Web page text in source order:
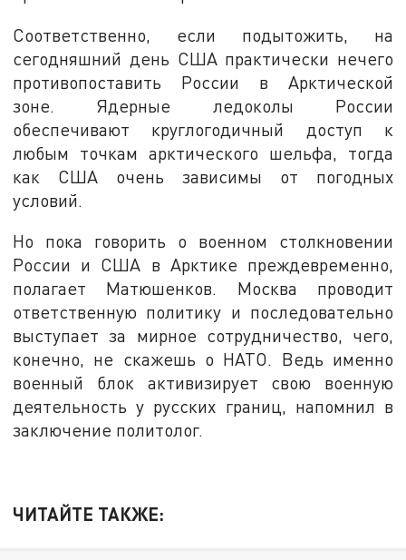
Соответственно, если подытожить, на
сегодняшний день США практически нечего
противопоставить России в Арктической
зоне. Ядерные ледоколы России
обеспечивают круглогодичный доступ к
любым точкам арктического шельфа, тогда
как США очень зависимы от погодных
условий.
Но пока говорить о военном столкновении
России и США в Арктике преждевременно,
полагает Матюшенков. Москва проводит
ответственную политику и последовательно
выступает за мирное сотрудничество, чего,
конечно, не скажешь о НАТО. Ведь именно
военный блок активизирует свою военную
деятельность у русских границ, напомнил в
заключение политолог.
ЧИТАЙТЕ ТАКЖЕ: